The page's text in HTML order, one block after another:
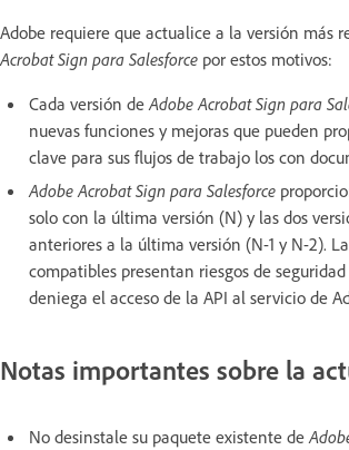
Adobe requiere que actualice a la versión más
Acrobat Sign para Salesforce por estos motivos:
Cada versión de Adobe Acrobat Sign para
nuevas funciones y mejoras que pueden
clave para sus flujos de trabajo los con
Adobe Acrobat Sign para Salesforce
solo con la última versión (N) y las dos
anteriores a la última versión (N-1 y N-2).
compatibles presentan riesgos de
deniega el acceso de la API al servicio de
Notas importantes sobre la
No desinstale su paquete existente de